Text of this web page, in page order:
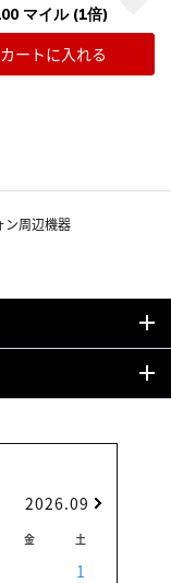
マイル (1倍)
カートに入れる
ン周辺機器
2026.09
金 土
1